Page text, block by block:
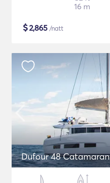
16 m
$2,865 /natt
Dufour 48 Catamaran